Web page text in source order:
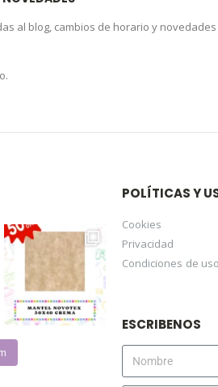
al blog, cambios de horario y
POLÍTICAS Y
Cookies
Privacidad
Condiciones de uso
ESCRIBENOS